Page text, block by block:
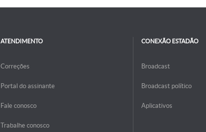
ATENDIMENTO
Correções
Portal do assinante
Fale conosco
Trabalhe conosco
CONEXÃO ESTADÃO
Broadcast
Broadcast político
Aplicativos